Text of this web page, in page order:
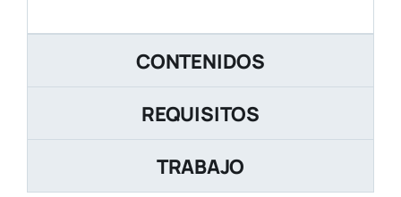
CONTENIDOS
REQUISITOS
TRABAJO